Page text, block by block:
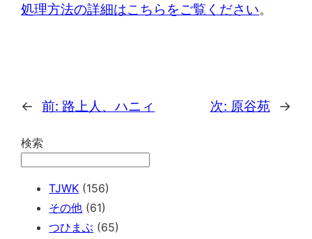
処理方法の詳細はこちらをご覧ください。
← 前: 路上人、ハニィ 次: 原谷苑 →
検索
TJWK (156)
その他 (61)
つひまぶ (65)